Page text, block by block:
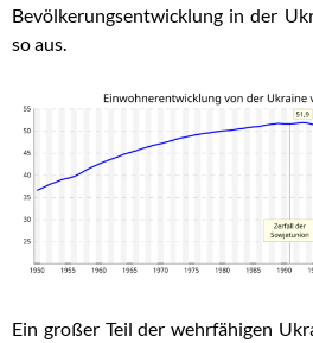
Bevölkerungsentwicklung in der
so aus.
Ein großer Teil der wehrfähigen